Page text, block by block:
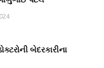
બેદરકારીના